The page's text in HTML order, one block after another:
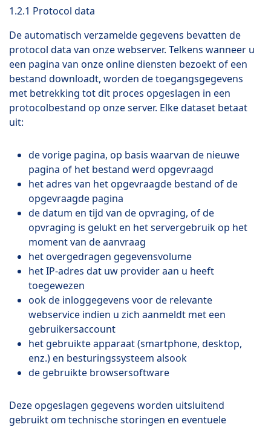
1.2.1 Protocol data
De automatisch verzamelde gegevens bevatten de
protocol data van onze webserver. Telkens wanneer u
een pagina van onze online diensten bezoekt of een
bestand downloadt, worden de toegangsgegevens
met betrekking tot dit proces opgeslagen in een
protocolbestand op onze server. Elke dataset betaat
uit:
de vorige pagina, op basis waarvan de nieuwe
pagina of het bestand werd opgevraagd
het adres van het opgevraagde bestand of de
opgevraagde pagina
de datum en tijd van de opvraging, of de
opvraging is gelukt en het servergebruik op het
moment van de aanvraag
het overgedragen gegevensvolume
het IP-adres dat uw provider aan u heeft
toegewezen
ook de inloggegevens voor de relevante
webservice indien u zich aanmeldt met een
gebruikersaccount
het gebruikte apparaat (smartphone, desktop,
enz.) en besturingssysteem alsook
de gebruikte browsersoftware
Deze opgeslagen gegevens worden uitsluitend
gebruikt om technische storingen en eventuele